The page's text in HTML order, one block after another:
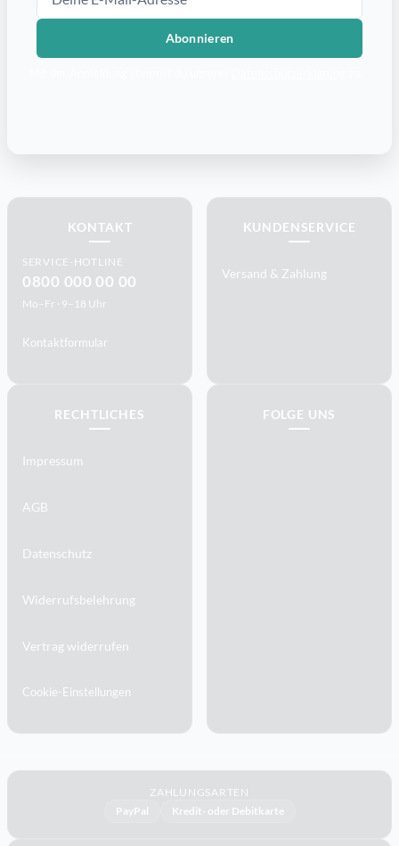
Abonnieren
KONTAKT
SERVICE-HOTLINE
0800 000 00 00
Mo–Fr · 9–18 Uhr
Kontaktformular
KUNDENSERVICE
Versand & Zahlung
RECHTLICHES
Impressum
AGB
Datenschutz
Widerrufsbelehrung
Vertrag widerrufen
Cookie-Einstellungen
FOLGE UNS
ZAHLUNGSARTEN
PayPal
Kredit- oder Debitkarte